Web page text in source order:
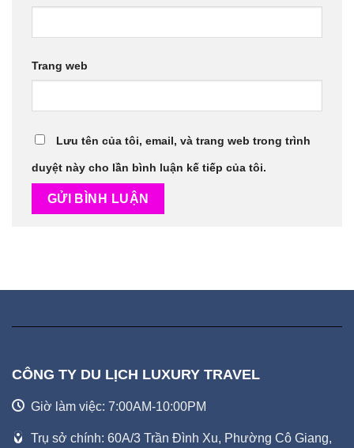
Trang web
Lưu tên của tôi, email, và trang web trong trình
duyệt này cho lần bình luận kế tiếp của tôi.
CÔNG TY DU LỊCH LUXURY TRAVEL
Giờ làm việc: 7:00AM-10:00PM
Trụ sở chính: 60A/3 Trần Đình Xu, Phường Cô Giang,